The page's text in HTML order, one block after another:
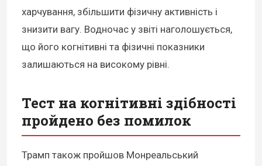
харчування, збільшити фізичну активність і
знизити вагу. Водночас у звіті наголошується,
що його когнітивні та фізичні показники
залишаються на високому рівні.
Тест на когнітивні здібності
пройдено без помилок
Трамп також пройшов Монреальський